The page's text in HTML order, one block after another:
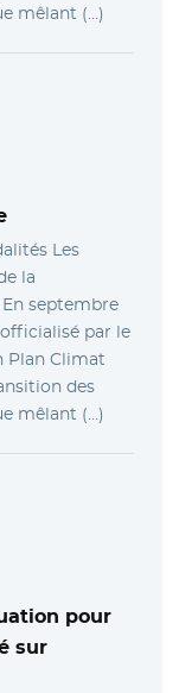
mêlant (…)
Les
la
septembre
par le
Plan Climat
des
mêlant (…)
pour
sur